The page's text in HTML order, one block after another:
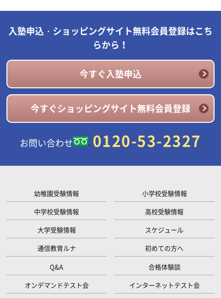
入塾申込・ショッピングサイト無料会員登録はこち
らから！
今すぐ入塾申込
今すぐショッピングサイト無料会員登録
お問い合わせ 0120-53-2327
幼稚園受験情報
小学校受験情報
中学校受験情報
高校受験情報
大学受験情報
スケジュール
通信教育ルナ
初めての方へ
Q&A
合格体験談
オンデマンドテスト会
インターネットテスト会